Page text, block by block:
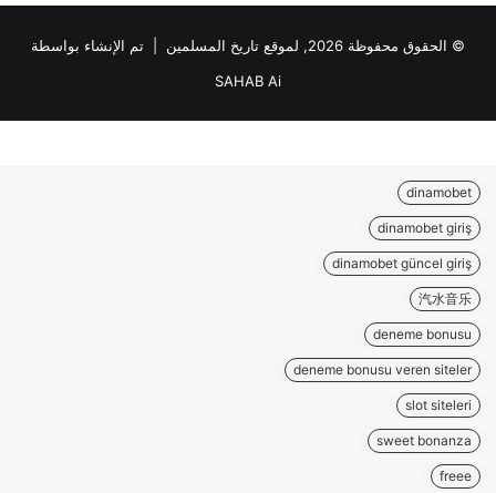
© الحقوق محفوظة 2026, لموقع تاريخ المسلمين | تم الإنشاء بواسطة
SAHAB Ai
dinamobet
dinamobet giriş
dinamobet güncel giriş
汽水音乐
deneme bonusu
deneme bonusu veren siteler
slot siteleri
sweet bonanza
freee